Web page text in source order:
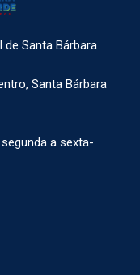
de Santa Bárbara
Santa Bárbara
a sexta-